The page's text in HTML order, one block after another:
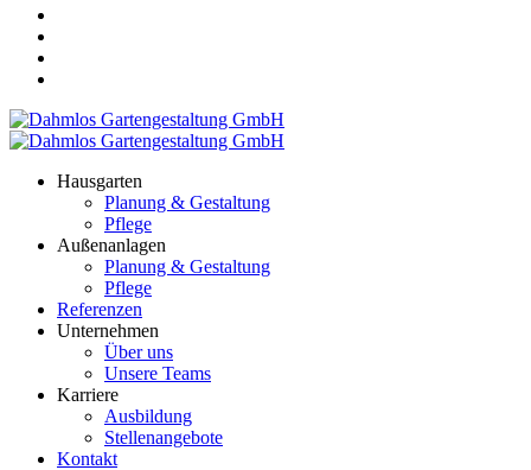
Hausgarten
Planung & Gestaltung
Pflege
Außenanlagen
Planung & Gestaltung
Pflege
Referenzen
Unternehmen
Über uns
Unsere Teams
Karriere
Ausbildung
Stellenangebote
Kontakt